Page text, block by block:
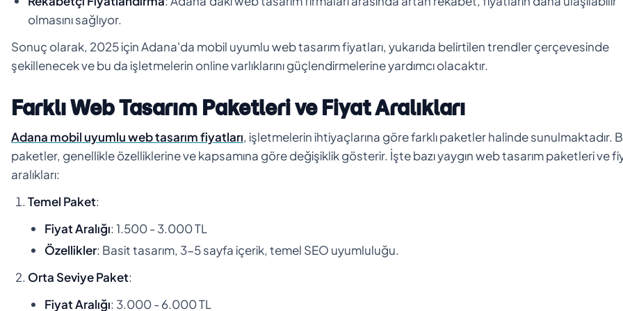
olmasını sağlıyor.
Sonuç olarak, 2025 için Adana'da mobil uyumlu web tasarım fiyatları, yukarıda belirtilen trendler çerçevesinde
şekillenecek ve bu da işletmelerin online varlıklarını güçlendirmelerine yardımcı olacaktır.
Farklı Web Tasarım Paketleri ve Fiyat Aralıkları
Adana mobil uyumlu web tasarım fiyatları, işletmelerin ihtiyaçlarına göre farklı paketler halinde sunulmaktadır.
paketler, genellikle özelliklerine ve kapsamına göre değişiklik gösterir. İşte bazı yaygın web tasarım paketleri ve
aralıkları:
Temel Paket:
Fiyat Aralığı: 1.500 - 3.000 TL
Özellikler: Basit tasarım, 3-5 sayfa içerik, temel SEO uyumluluğu.
Orta Seviye Paket:
Fiyat Aralığı: 3.000 - 6.000 TL